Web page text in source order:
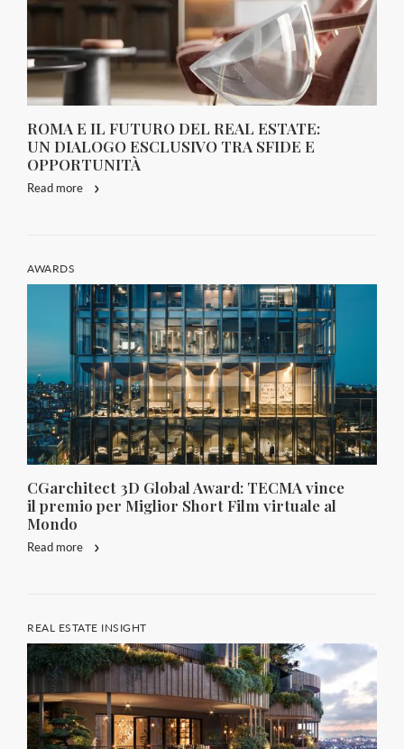
ROMA E IL FUTURO DEL REAL ESTATE:
UN DIALOGO ESCLUSIVO TRA SFIDE E
OPPORTUNITÀ
Read more
AWARDS
CGarchitect 3D Global Award: TECMA vince
il premio per Miglior Short Film virtuale al
Mondo
Read more
REAL ESTATE INSIGHT